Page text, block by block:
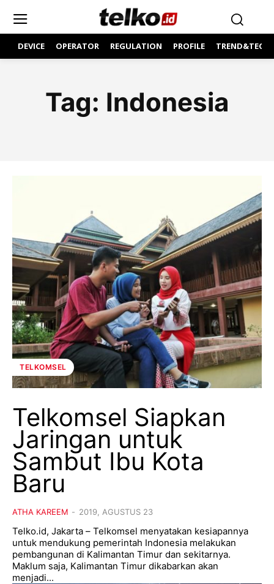
DEVICE OPERATOR REGULATION PROFILE
Tag: Indonesia
TELKOMSEL
Telkomsel Siapkan
Jaringan untuk
Sambut Ibu Kota
Baru
ATHA KAREEM - 2019, AGUSTUS 23
Telko.id, Jakarta – Telkomsel menyatakan kesiapannya
untuk mendukung pemerintah Indonesia melakukan
pembangunan di Kalimantan Timur dan sekitarnya.
Maklum saja, Kalimantan Timur dikabarkan akan
menjadi...